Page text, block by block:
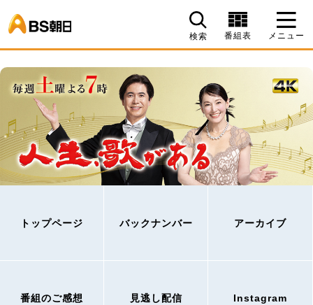
検索 番組表 メニュー
トップページ バックナンバー アーカイブ
番組のご感想 見逃し配信 Instagram